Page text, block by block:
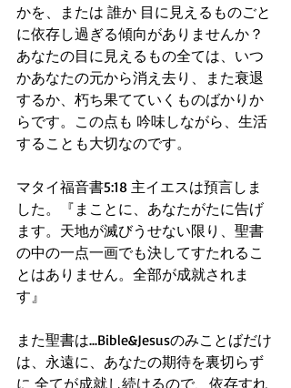
かを、または 誰か 目に見えるものごと
に依存し過ぎる傾向がありませんか？
あなたの目に見えるもの全ては、いつ
かあなたの元から消え去り、また衰退
するか、朽ち果てていくものばかりか
らです。この点も 吟味しながら、生活
することも大切なのです。
マタイ福音書5:18 主イエスは預言しま
した。『まことに、あなたがたに告げ
ます。天地が滅びうせない限り、聖書
の中の一点一画でも決してすたれるこ
とはありません。全部が成就されま
す』
また聖書は...Bible&Jesusのみことばだけ
は、永遠に、あなたの期待を裏切らず
に 全てが成就し続けるので、依存すれ